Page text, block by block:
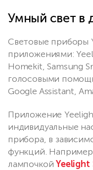
Умный свет в
Световые приборы
приложениями:
Homekit, Samsung
голосовыми
Google Assistant,
Приложение
индивидуальные
прибора, в
функций.
лампочкойYeelight